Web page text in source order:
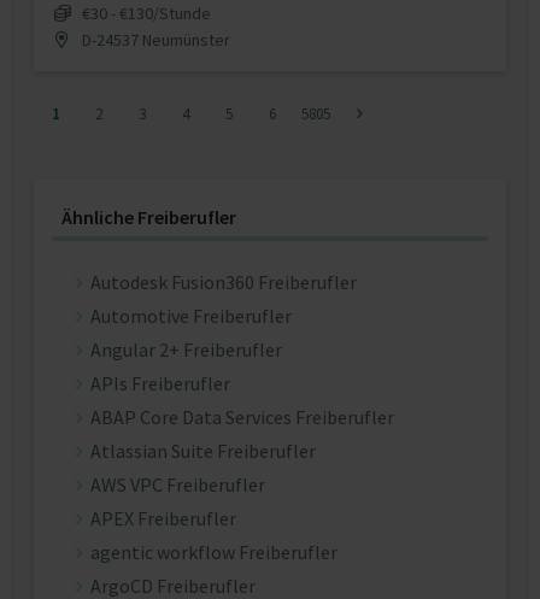
€30 - €130/Stunde
D-24537 Neumünster
1 2 3 4 5 6 5805
Ähnliche Freiberufler
Autodesk Fusion360 Freiberufler
Automotive Freiberufler
Angular 2+ Freiberufler
APIs Freiberufler
ABAP Core Data Services Freiberufler
Atlassian Suite Freiberufler
AWS VPC Freiberufler
APEX Freiberufler
agentic workflow Freiberufler
ArgoCD Freiberufler